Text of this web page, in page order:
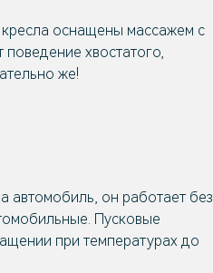
оснащены массажем с
хвостатого,
же!
автомобиль, он работает без
Пусковые
при температурах до